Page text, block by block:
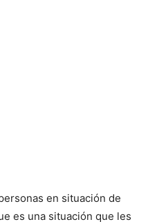
en situación de
es una situación que les